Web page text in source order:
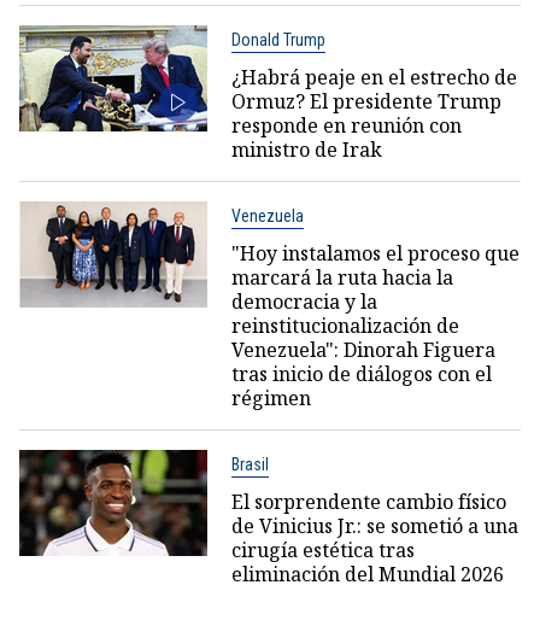
Donald Trump
¿Habrá peaje en el estrecho de
Ormuz? El presidente Trump
responde en reunión con
ministro de Irak
Venezuela
"Hoy instalamos el proceso que
marcará la ruta hacia la
democracia y la
reinstitucionalización de
Venezuela": Dinorah Figuera
tras inicio de diálogos con el
régimen
Brasil
El sorprendente cambio físico
de Vinicius Jr.: se sometió a una
cirugía estética tras
eliminación del Mundial 2026